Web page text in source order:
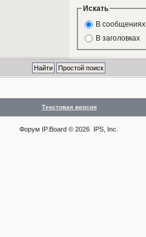
Искать
В сообщениях
В заголовках
Текстовая версия
Форум IP.Board © 2026 IPS, Inc